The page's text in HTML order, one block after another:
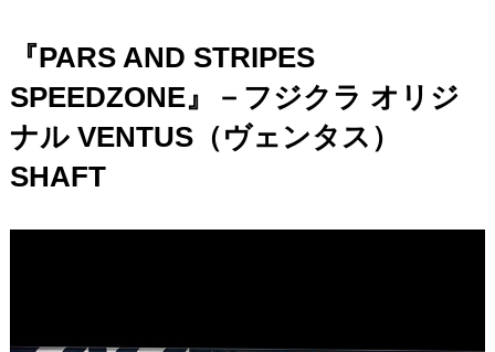
『PARS AND STRIPES
SPEEDZONE』－フジクラ オリジ
ナル VENTUS（ヴェンタス）
SHAFT